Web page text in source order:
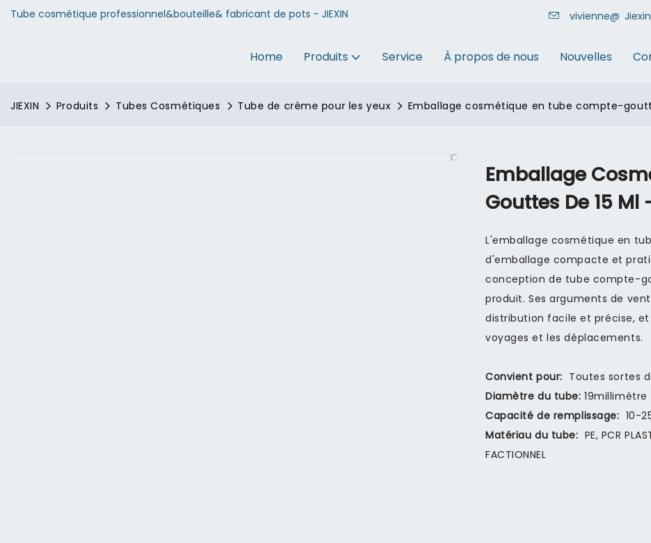
Tube cosmétique professionnel&bouteille& fabricant de pots - JIEXIN vivienne@
Home Produits Service À propos de nous Nouvelles
JIEXIN Produits Tubes Cosmétiques Tube de crème pour les yeux Emballage cosmétique en tube compte-
Emballage
Gouttes De 15 Ml
L'emballage cosmétique en
d'emballage compacte et
conception de tube compte-
produit. Ses arguments de
distribution facile et précise,
voyages et les déplacements.
Convient pour: Toutes sortes
Diamètre du tube:19millimètre
Capacité de remplissage: 10-
Matériau du tube: PE, PCR
FACTIONNEL